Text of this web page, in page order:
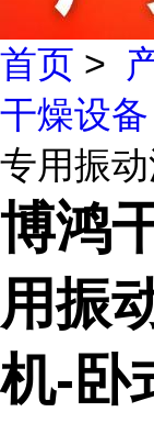
首页 >
干燥设备
专用振
博鸿
用振
机-卧